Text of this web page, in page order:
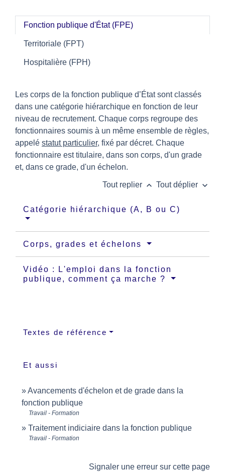
Fonction publique d'État (FPE)
Territoriale (FPT)
Hospitalière (FPH)
Les corps de la fonction publique d’État sont classés
dans une catégorie hiérarchique en fonction de leur
niveau de recrutement. Chaque corps regroupe des
fonctionnaires soumis à un même ensemble de règles,
appelé statut particulier, fixé par décret. Chaque
fonctionnaire est titulaire, dans son corps, d'un grade
et, dans ce grade, d'un échelon.
Tout replier keyboard_arrow_up Tout déplier keyboard_arrow_down
Catégorie hiérarchique (A, B ou C)
Corps, grades et échelons
Vidéo : L'emploi dans la fonction
publique, comment ça marche ?
Textes de référence
Et aussi
Avancements d'échelon et de grade dans la
fonction publique
Travail - Formation
Traitement indiciaire dans la fonction publique
Travail - Formation
Signaler une erreur sur cette page